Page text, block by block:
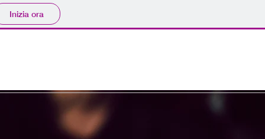
Inizia ora